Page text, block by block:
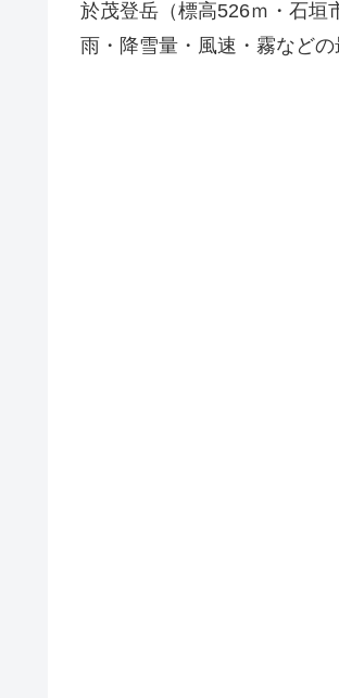
於茂登岳（標高526ｍ・石垣
雨・降雪量・風速・霧など